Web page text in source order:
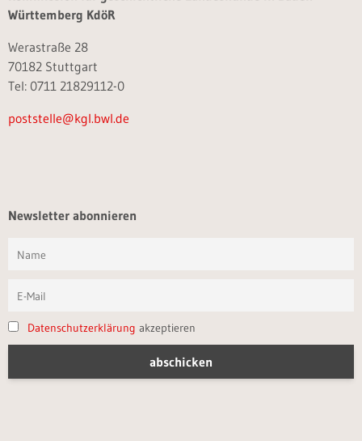
Württemberg KdöR
Werastraße 28
70182 Stuttgart
Tel: 0711 21829112-0
poststelle@kgl.bwl.de
Newsletter abonnieren
Datenschutzerklärung akzeptieren